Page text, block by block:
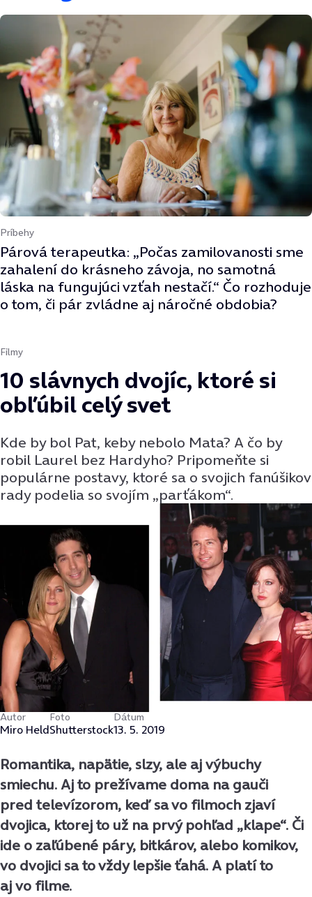
Príbehy
Párová terapeutka: „Počas zamilovanosti sme
zahalení do krásneho závoja, no samotná
láska na fungujúci vzťah nestačí.“ Čo rozhoduje
o tom, či pár zvládne aj náročné obdobia?
Filmy
10 slávnych dvojíc, ktoré si
obľúbil celý svet
Kde by bol Pat, keby nebolo Mata? A čo by
robil Laurel bez Hardyho? Pripomeňte si
populárne postavy, ktoré sa o svojich fanúšikov
rady podelia so svojím „parťákom“.
Autor
Miro Held
Foto
Shutterstock
Dátum
13. 5. 2019
Romantika, napätie, slzy, ale aj výbuchy
smiechu. Aj to prežívame doma na gauči
pred televízorom, keď sa vo filmoch zjaví
dvojica, ktorej to už na prvý pohľad „klape“. Či
ide o zaľúbené páry, bitkárov, alebo komikov,
vo dvojici sa to vždy lepšie ťahá. A platí to
aj vo filme.